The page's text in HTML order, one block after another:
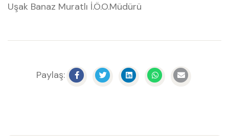
Uşak Banaz Muratlı İ.Ö.O.Müdürü
Paylaş: